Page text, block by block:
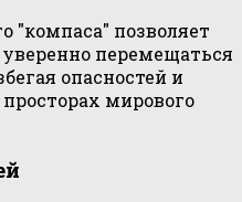
"компаса" позволяет
перемещаться
опасностей и
мирового